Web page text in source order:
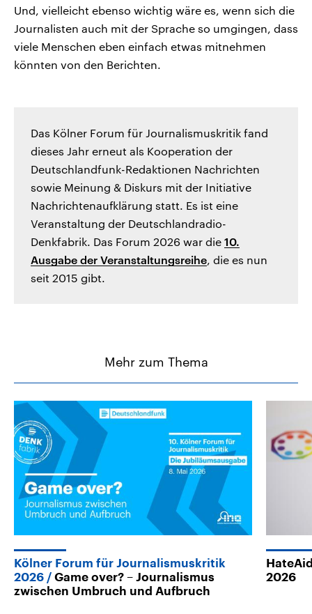
Und, vielleicht ebenso wichtig wäre es, wenn sich die
Journalisten auch mit der Sprache so umgingen, dass
viele Menschen eben einfach etwas mitnehmen
könnten von den Berichten.
Das Kölner Forum für Journalismuskritik fand
dieses Jahr erneut als Kooperation der
Deutschlandfunk-Redaktionen Nachrichten
sowie Meinung & Diskurs mit der Initiative
Nachrichtenaufklärung statt. Es ist eine
Veranstaltung der Deutschlandradio-
Denkfabrik. Das Forum 2026 war die 10.
Ausgabe der Veranstaltungsreihe, die es nun
seit 2015 gibt.
Mehr zum Thema
Kölner Forum für Journalismuskritik
2026
Game over? – Journalismus
zwischen Umbruch und Aufbruch
2026